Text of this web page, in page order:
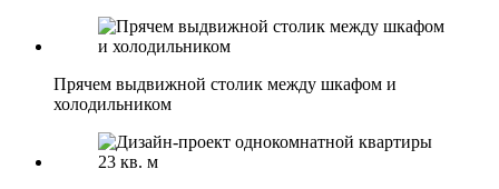
Прячем выдвижной столик между шкафом и
холодильником